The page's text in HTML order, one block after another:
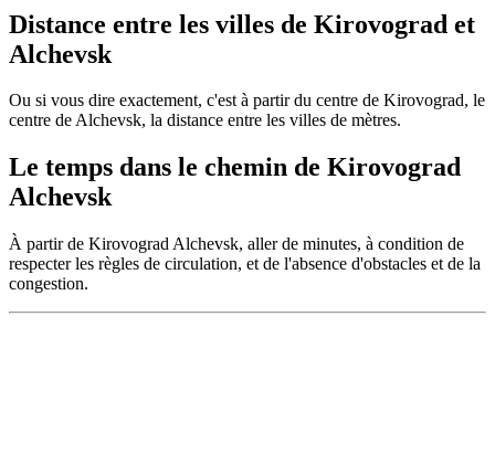
Distance entre les villes de Kirovograd et
Alchevsk
Ou si vous dire exactement, c'est à partir du centre de Kirovograd, le
centre de Alchevsk, la distance entre les villes de mètres.
Le temps dans le chemin de Kirovograd
Alchevsk
À partir de Kirovograd Alchevsk, aller de minutes, à condition de
respecter les règles de circulation, et de l'absence d'obstacles et de la
congestion.